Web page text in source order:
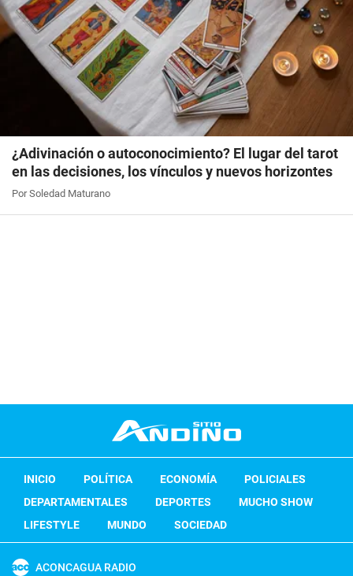
¿Adivinación o autoconocimiento? El lugar del tarot
en las decisiones, los vínculos y nuevos horizontes
Por Soledad Maturano
INICIO POLÍTICA ECONOMÍA
POLICIALES
DEPARTAMENTALES
DEPORTES
MUCHO SHOW
LIFESTYLE
MUNDO SOCIEDAD
ACONCAGUA RADIO